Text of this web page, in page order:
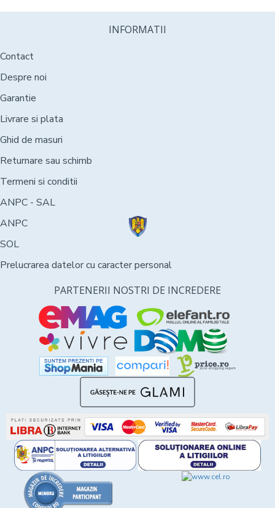
INFORMATII
Contact
Despre noi
Garantie
Livrare si plata
Ghid de masuri
Returnare sau schimb
Termeni si conditii
ANPC - SAL
ANPC
SOL
Prelucrarea datelor cu caracter personal
PARTENERII NOSTRI DE INCREDERE